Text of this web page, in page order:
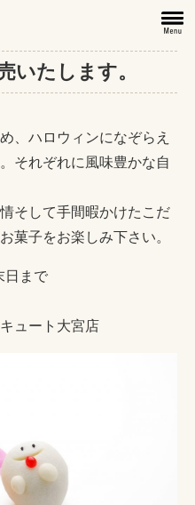
いたします。
、ハロウィンになぞらえ
それぞれに風味豊かな自
そして手間暇かけたこだ
菓子をお楽しみ下さい。
日まで
ュート大宮店